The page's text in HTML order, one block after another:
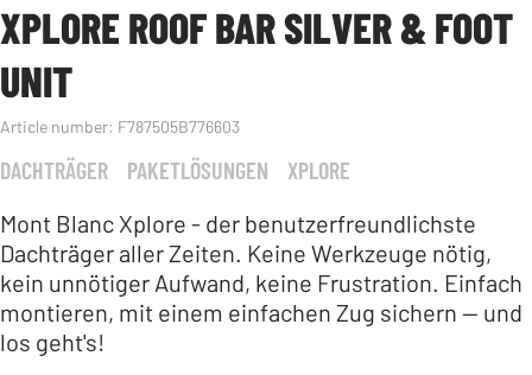
XPLORE ROOF BAR SILVER & FOOT
UNIT
Article number: F787505B776603
DACHTRÄGER PAKETLÖSUNGEN
XPLORE
Mont Blanc Xplore - der benutzerfreundlichste
Dachträger aller Zeiten. Keine Werkzeuge nötig,
kein unnötiger Aufwand, keine Frustration. Einfach
montieren, mit einem einfachen Zug sichern — und
los geht's!